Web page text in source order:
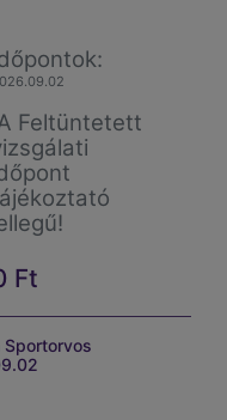
Feltüntetett
Szilágyi
sporttelep-
szoba
Ft
Sportorvos